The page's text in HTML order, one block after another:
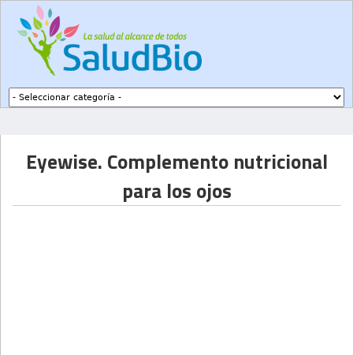
Eyewise. Complemento nutricional
para los ojos